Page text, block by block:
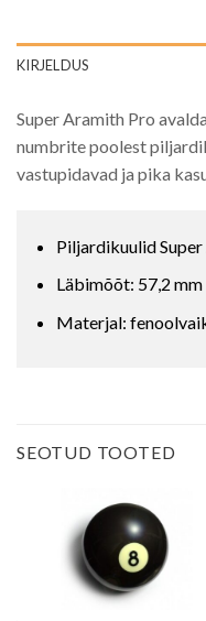
KIRJELDUS
Super Aramith Pro
numbrite poolest
vastupidavad ja pika
Piljardikuulid
Läbimõõt: 57,2 mm
Materjal:
SEOTUD TOOTED